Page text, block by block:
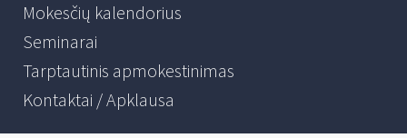
Mokesčių kalendorius
Seminarai
Tarptautinis apmokestinimas
Kontaktai / Apklausa